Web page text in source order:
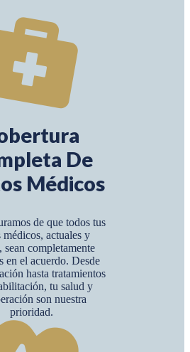
De
Médicos
de que todos tus
médicos, actuales y
sean completamente
en el acuerdo. Desde
hasta tratamientos
tu salud y
son nuestra
prioridad.